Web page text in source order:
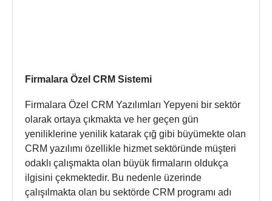
Firmalara Özel CRM Sistemi
Firmalara Özel CRM Yazılımları Yepyeni bir sektör
olarak ortaya çıkmakta ve her geçen gün
yeniliklerine yenilik katarak çığ gibi büyümekte olan
CRM yazılımı özellikle hizmet sektöründe müşteri
odaklı çalışmakta olan büyük firmaların oldukça
ilgisini çekmektedir. Bu nedenle üzerinde
çalışılmakta olan bu sektörde CRM programı adı